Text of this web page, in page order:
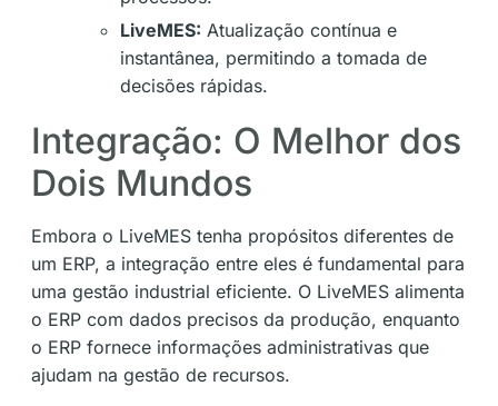
LiveMES: Atualização contínua e
instantânea, permitindo a tomada de
decisões rápidas.
Integração: O Melhor dos
Dois Mundos
Embora o LiveMES tenha propósitos diferentes de
um ERP, a integração entre eles é fundamental para
uma gestão industrial eficiente. O LiveMES alimenta
o ERP com dados precisos da produção, enquanto
o ERP fornece informações administrativas que
ajudam na gestão de recursos.